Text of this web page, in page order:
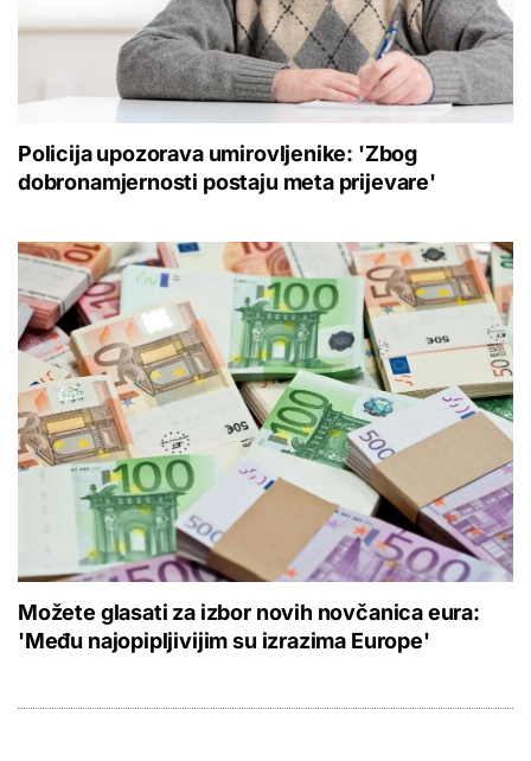
Policija upozorava umirovljenike: 'Zbog
dobronamjernosti postaju meta prijevare'
Možete glasati za izbor novih novčanica eura:
'Među najopipljivijim su izrazima Europe'